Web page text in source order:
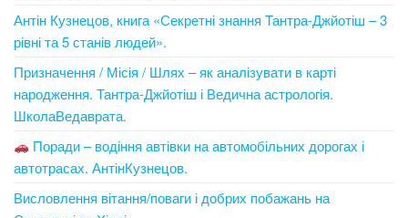
Антін Кузнецов, книга «Секретні знання Тантра-Джйотіш – 3
рівні та 5 станів людей».
Призначення / Місія / Шлях – як аналізувати в карті
народження. Тантра-Джйотіш і Ведична астрологія.
ШколаВедаврата.
Поради – водіння автівки на автомобільних дорогах і
автотрасах. АнтінКузнецов.
Висловлення вітання/поваги і добрих побажань на